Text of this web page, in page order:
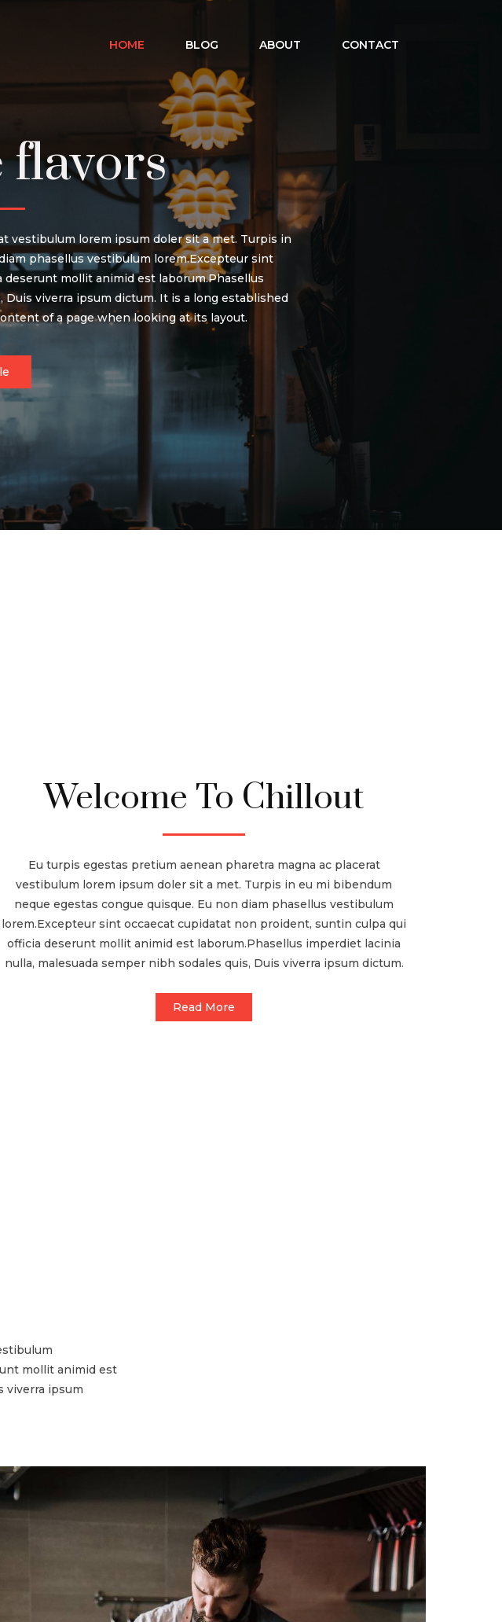
HOME BLOG ABOUT CONTACT
flavors
vestibulum lorem ipsum doler sit a met. Turpis in
phasellus vestibulum lorem.Excepteur sint
mollit animid est laborum.Phasellus
viverra ipsum dictum. It is a long established
of a page when looking at its layout.
Welcome To Chillout
Eu turpis egestas pretium aenean pharetra magna ac placerat
vestibulum lorem ipsum doler sit a met. Turpis in eu mi bibendum
neque egestas congue quisque. Eu non diam phasellus vestibulum
lorem.Excepteur sint occaecat cupidatat non proident, suntin culpa qui
officia deserunt mollit animid est laborum.Phasellus imperdiet lacinia
nulla, malesuada semper nibh sodales quis, Duis viverra ipsum dictum.
Read More
mollit animid est
viverra ipsum